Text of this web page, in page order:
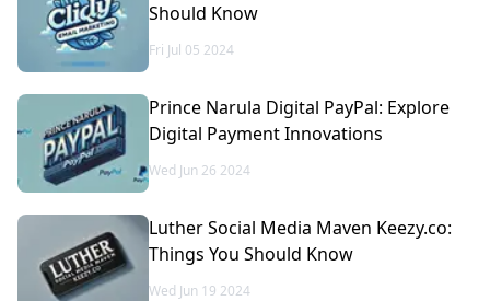
Should Know
Fri Jul 05 2024
Prince Narula Digital PayPal: Explore
Digital Payment Innovations
Wed Jun 26 2024
Luther Social Media Maven Keezy.co:
Things You Should Know
Wed Jun 19 2024